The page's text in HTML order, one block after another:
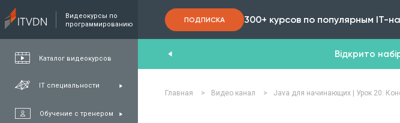
Видеокурсы по
программированию
Каталог видеокурсов
IT специальности
Обучение с тренером
ПОДПИСКА 300+ курсов по популярным IT-
FullStack Відкрито
Главная > Видео канал > Java для начинающих | Урок 20: